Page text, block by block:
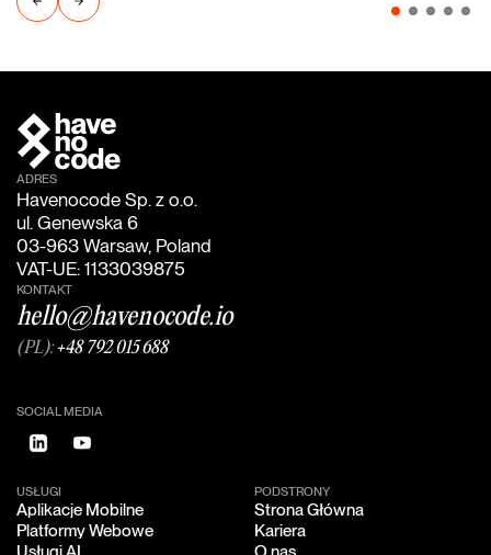
ADRES
Havenocode Sp. z o.o.
ul. Genewska 6
03-963 Warsaw, Poland
VAT-UE: 1133039875
KONTAKT
hello@havenocode.io
(PL):+48 792 015 688
SOCIAL MEDIA
USŁUGI
Aplikacje Mobilne
Aplikacje Mobilne
Platformy Webowe
Platformy Webowe
PODSTRONY
Strona Główna
Strona Główna
Kariera
Kariera